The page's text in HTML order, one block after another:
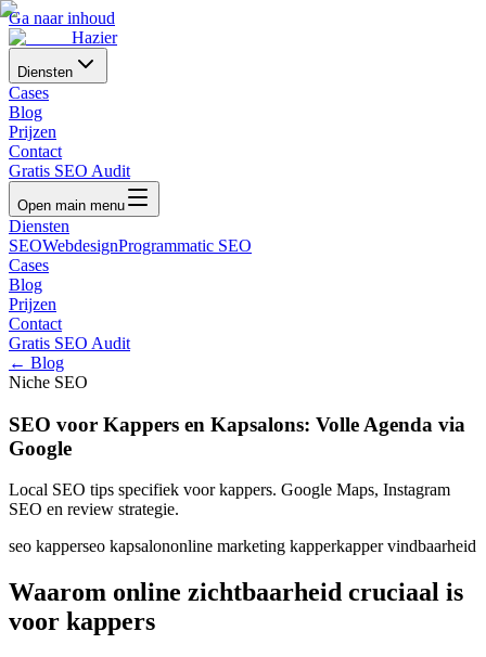
Ga naar inhoud
Hazier
Diensten
Cases
Blog
Prijzen
Contact
Gratis SEO Audit
Open main menu
Diensten
SEOWebdesignProgrammatic SEO
Cases
Blog
Prijzen
Contact
Gratis SEO Audit
← Blog
Niche SEO
SEO voor Kappers en Kapsalons: Volle Agenda via
Google
Local SEO tips specifiek voor kappers. Google Maps, Instagram
SEO en review strategie.
seo kapperseo kapsalononline marketing kapperkapper vindbaarheid
Waarom online zichtbaarheid cruciaal is
voor kappers